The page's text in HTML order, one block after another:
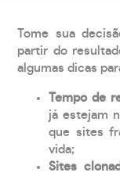
Tome sua
partir do
algumas dicas
Tempo de
já estejam
que sites
vida;
Sites